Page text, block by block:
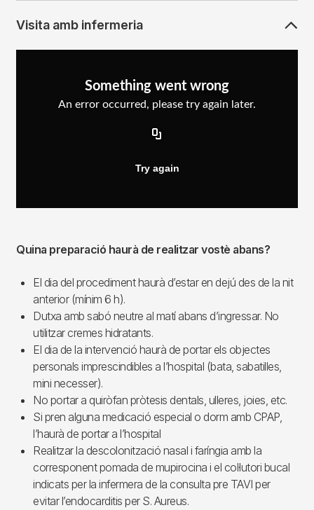
Visita amb infermeria
Quina preparació haurà de realitzar vostè abans?
El dia del procediment haurà d’estar en dejú des de la nit
anterior (mínim 6 h).
Dutxa amb sabó neutre al matí abans d’ingressar. No
utilitzar cremes hidratants.
El dia de la intervenció haurà de portar els objectes
personals imprescindibles a l’hospital (bata, sabatilles,
mini necesser).
No portar a quiròfan pròtesis dentals, ulleres, joies, etc.
Si pren alguna medicació especial o dorm amb CPAP,
l’haurà de portar a l’hospital
Realitzar la descolonització nasal i faríngia amb la
corresponent pomada de mupirocina i el col·lutori bucal
indicats per la infermera de la consulta pre TAVI per
evitar l’endocarditis per S. Aureus.